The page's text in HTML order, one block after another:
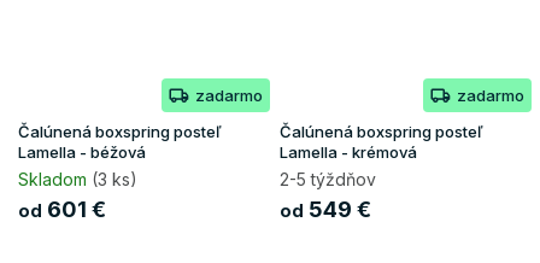
zadarmo
Čalúnená boxspring posteľ
Lamella - béžová
Skladom (3 ks)
od 601 €
zadarmo
Čalúnená boxspring posteľ
Lamella - krémová
2-5 týždňov
od 549 €